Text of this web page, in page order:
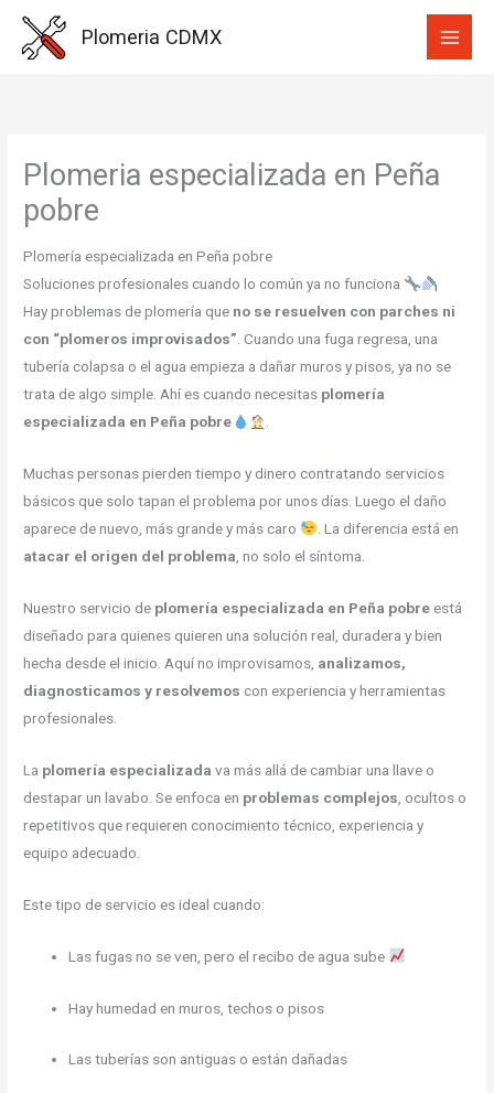
Plomeria CDMX
Plomeria especializada en Peña
pobre
Plomería especializada en Peña pobre
Soluciones profesionales cuando lo común ya no funciona
Hay problemas de plomería que no se resuelven con parches ni
con “plomeros improvisados”. Cuando una fuga regresa, una
tubería colapsa o el agua empieza a dañar muros y pisos, ya no se
trata de algo simple. Ahí es cuando necesitas plomería
especializada en Peña pobre
.
Muchas personas pierden tiempo y dinero contratando servicios
básicos que solo tapan el problema por unos días. Luego el daño
aparece de nuevo, más grande y más caro
. La diferencia está en
atacar el origen del problema , no solo el síntoma.
Nuestro servicio de plomería especializada en Peña pobre está
diseñado para quienes quieren una solución real, duradera y bien
hecha desde el inicio. Aquí no improvisamos, analizamos,
diagnosticamos y resolvemos con experiencia y herramientas
profesionales.
La plomería especializada va más allá de cambiar una llave o
destapar un lavabo. Se enfoca en problemas complejos , ocultos o
repetitivos que requieren conocimiento técnico, experiencia y
equipo adecuado.
Este tipo de servicio es ideal cuando:
Las fugas no se ven, pero el recibo de agua sube
Hay humedad en muros, techos o pisos
Las tuberías son antiguas o están dañadas